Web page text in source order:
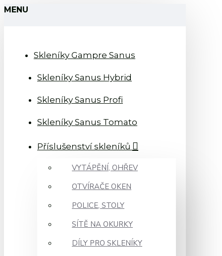
MENU
Skleníky Gampre Sanus
Skleníky Sanus Hybrid
Skleníky Sanus Profi
Skleníky Sanus Tomato
Příslušenství skleníků
VYTÁPĚNÍ, OHŘEV
OTVÍRAČE OKEN
POLICE, STOLY
SÍTĚ NA OKURKY
DÍLY PRO SKLENÍKY